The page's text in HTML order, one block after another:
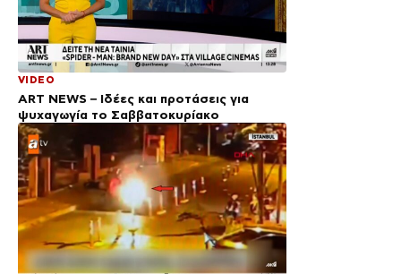
VIDEO
ΑRT NEWS – Ιδέες και προτάσεις για
ψυχαγωγία το Σαββατοκυρίακο